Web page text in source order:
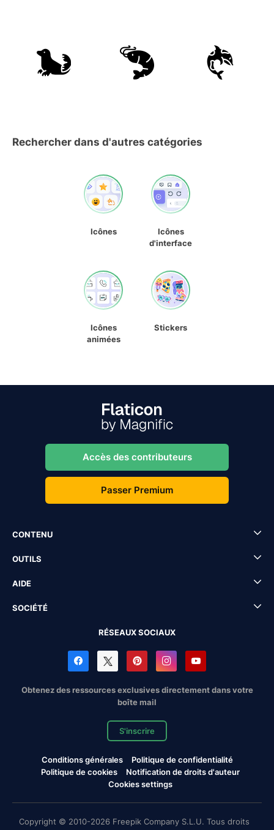
Rechercher dans d'autres catégories
Icônes
Icônes
d'interface
Icônes
animées
Stickers
Accès des contributeurs
Passer Premium
CONTENU
OUTILS
AIDE
SOCIÉTÉ
RÉSEAUX SOCIAUX
Obtenez des ressources exclusives directement dans votre
boîte mail
S'inscrire
Conditions générales
Politique de confidentialité
Politique de cookies
Notification de droits d'auteur
Cookies settings
Copyright © 2010-2026 Freepik Company S.L.U. Tous droits